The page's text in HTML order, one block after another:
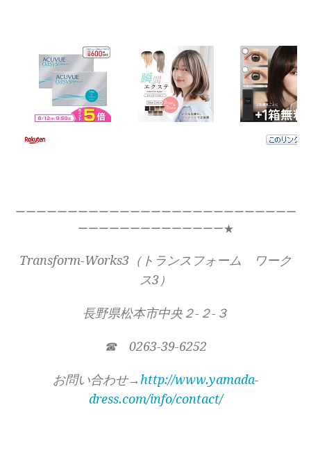
ーーーーーーーーーーーーーーーーーーーーーーーーーーー
ーーーーーーーーーーーーーー★
Transform-Works3（トランスフォーム ワーク
ス3）
長野県松本市中央２-２-３
☎ 0263-39-6252
お問い合わせ→http://www.yamada-
dress.com/info/contact/